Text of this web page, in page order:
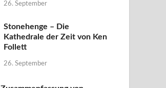
26. September
Stonehenge – Die
Kathedrale der Zeit von Ken
Follett
26. September